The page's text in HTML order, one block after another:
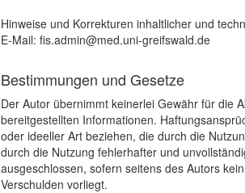
Hinweise und Korrekturen inhaltlicher und
E-Mail: fis.admin@med.uni-greifswald.de
Bestimmungen und Gesetze
Der Autor übernimmt keinerlei Gewähr für die
bereitgestellten Informationen.
oder ideeller Art beziehen, die durch die
durch die Nutzung fehlerhafter und
ausgeschlossen, sofern seitens des Autors
Verschulden vorliegt.